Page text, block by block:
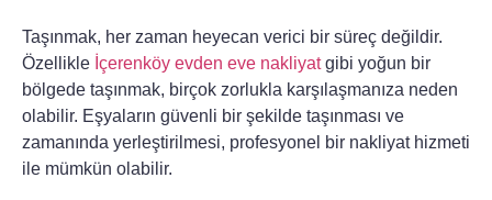
Taşınmak, her zaman heyecan verici bir süreç değildir.
Özellikle İçerenköy evden eve nakliyatgibi yoğun bir
bölgede taşınmak, birçok zorlukla karşılaşmanıza neden
olabilir. Eşyaların güvenli bir şekilde taşınması ve
zamanında yerleştirilmesi, profesyonel bir nakliyat hizmeti
ile mümkün olabilir.